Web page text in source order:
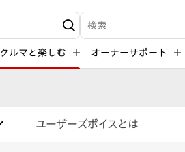
検索キーワード入力
クルマと楽しむ オーナーサポート
ユーザーズボイスとは